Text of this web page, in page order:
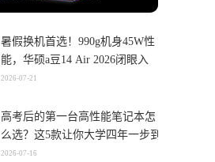
暑假换机首选！990g机身45W性
能，华硕a豆14 Air 2026闭眼入
2026-07-21
高考后的第一台高性能笔记本怎
么选？这5款让你大学四年一步到
位
2026-07-16